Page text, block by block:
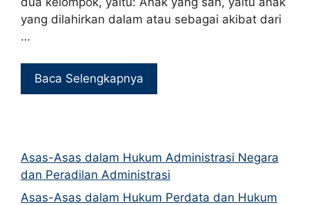
yang dilahirkan dalam atau sebagai akibat dari
…
Baca Selengkapnya
Asas-Asas dalam Hukum Administrasi Negara
dan Peradilan Administrasi
Asas-Asas dalam Hukum Perdata dan Hukum